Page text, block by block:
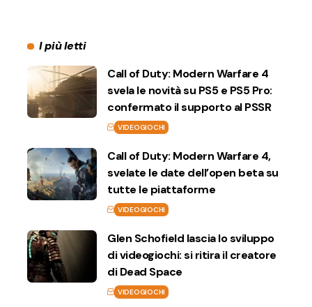
I più letti
Call of Duty: Modern Warfare 4
svela le novità su PS5 e PS5 Pro:
confermato il supporto al PSSR
VIDEOGIOCHI
Call of Duty: Modern Warfare 4,
svelate le date dell’open beta su
tutte le piattaforme
VIDEOGIOCHI
Glen Schofield lascia lo sviluppo
di videogiochi: si ritira il creatore
di Dead Space
VIDEOGIOCHI